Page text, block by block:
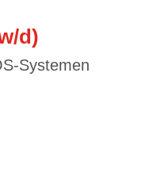
d)
Systemen